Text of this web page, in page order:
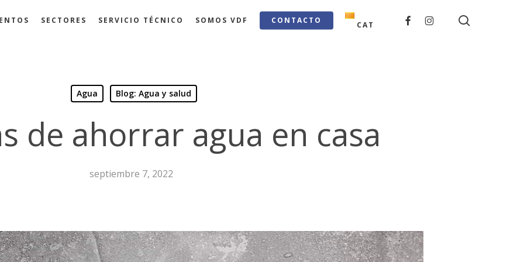
SECTORES SERVICIO TÉCNICO SOMOS VDF CONTACTO CAT
FACEBOOKINSTAGRAM
Agua Blog: Agua y salud
de ahorrar agua en casa
septiembre 7, 2022